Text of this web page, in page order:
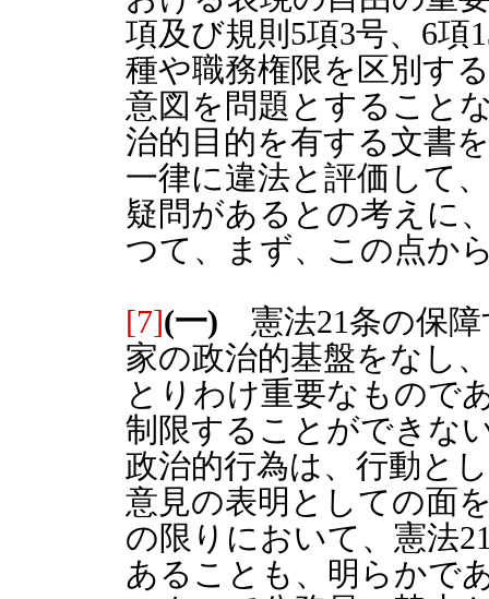
項及び規則5項3号、6項
種や職務権限を区別す
意図を問題とすること
治的目的を有する文書
一律に違法と評価して
疑問があるとの考えに
つて、まず、この点か
[7](一) 憲法21条の保障
家の政治的基盤をなし
とりわけ重要なもので
制限することができな
政治的行為は、行動と
意見の表明としての面
の限りにおいて、憲法
あることも、明らかで